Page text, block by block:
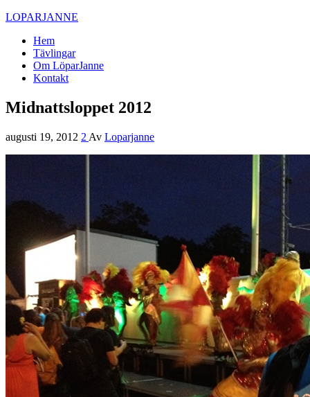
LOPARJANNE
Hem
Tävlingar
Om LöparJanne
Kontakt
Midnattsloppet 2012
augusti 19, 2012 2 Av Loparjanne